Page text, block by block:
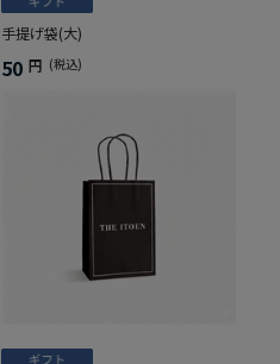
手提げ袋(大)
50 円 (税込)